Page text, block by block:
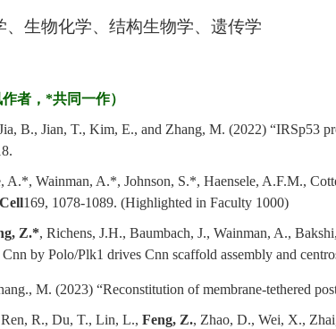
、生物化学、结构生物学、遗传学
者， *共同一作）
B., Jian, T., Kim, E., and Zhang, M. (2022) “IRSp53
A.*, Wainman, A.*, Johnson, S.*, Haensele, A.F.M.,
Cell169, 1078-1089. (Highlighted in Faculty 1000)
Z.*, Richens, J.H., Baumbach, J., Wainman, A.,
by Polo/Plk1 drives Cnn scaffold assembly and
M. (2023) “Reconstitution of membrane-tethered
R., Du, T., Lin, L., Feng, Z., Zhao, D., Wei, X.,